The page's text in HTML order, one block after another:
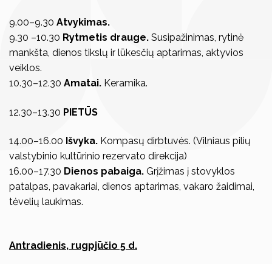
9.00–9.30 Atvykimas.
9.30 –10.30 Rytmetis drauge. Susipažinimas, rytinė
mankšta, dienos tikslų ir lūkesčių aptarimas, aktyvios
veiklos.
10.30–12.30 Amatai. Keramika.
12.30–13.30 PIETŪS
14.00–16.00 Išvyka. Kompasų dirbtuvės. (Vilniaus pilių
valstybinio kultūrinio rezervato direkcija)
16.00–17.30 Dienos pabaiga. Grįžimas į stovyklos
patalpas, pavakariai, dienos aptarimas, vakaro žaidimai,
tėvelių laukimas.
Antradienis, rugpjūčio 5 d.